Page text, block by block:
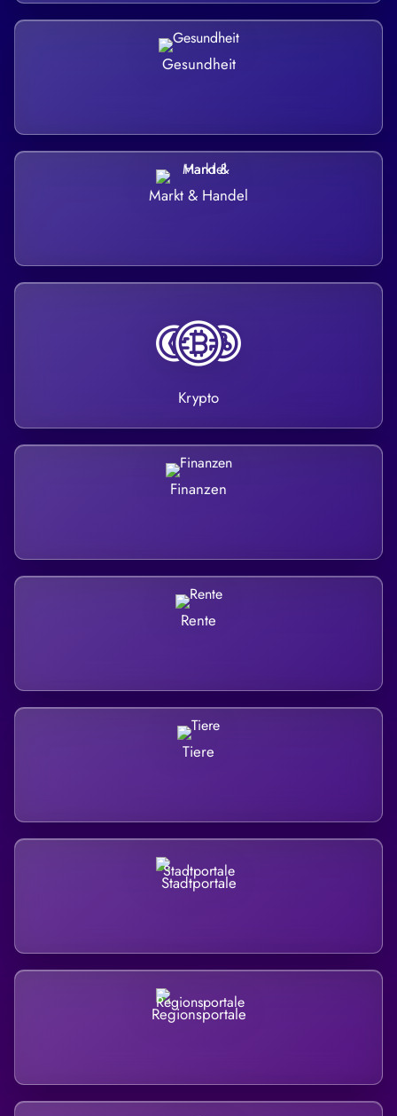
Gesundheit
Markt & Handel
Krypto
Finanzen
Rente
Tiere
Stadtportale
Regionsportale